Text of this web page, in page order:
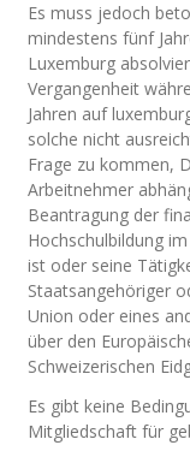
Es muss jedoch
mindestens fünf
Luxemburg
Vergangenheit
Jahren auf
solche nicht
Frage zu kommen,
Arbeitnehmer
Beantragung der
Hochschulbildung
ist oder seine
Staatsangehöriger
Union oder eines
über den
Schweizerischen
Es gibt keine
Mitgliedschaft für